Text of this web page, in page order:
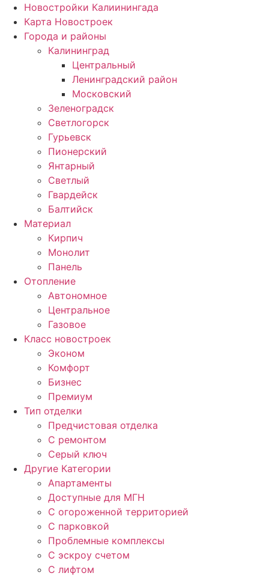
Новостройки Калиинингада
Карта Новостроек
Города и районы
Калининград
Центральный
Ленинградский район
Московский
Зеленоградск
Светлогорск
Гурьевск
Пионерский
Янтарный
Светлый
Гвардейск
Балтийск
Материал
Кирпич
Монолит
Панель
Отопление
Автономное
Центральное
Газовое
Класс новостроек
Эконом
Комфорт
Бизнес
Премиум
Тип отделки
Предчистовая отделка
С ремонтом
Серый ключ
Другие Категории
Апартаменты
Доступные для МГН
С огороженной территорией
С парковкой
Проблемные комплексы
С эскроу счетом
С лифтом